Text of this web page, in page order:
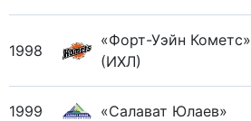
1998
«Форт-Уэйн Кометс»
(ИХЛ)
1999 «Салават Юлаев»